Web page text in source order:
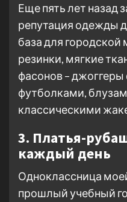
Еще пять лет назад
репутация одежды
база для
резинки, мягкие
фасонов – джоггеры
футболками,
классическими
3. Платья-
каждый день
Одноклассница
прошлый учебный